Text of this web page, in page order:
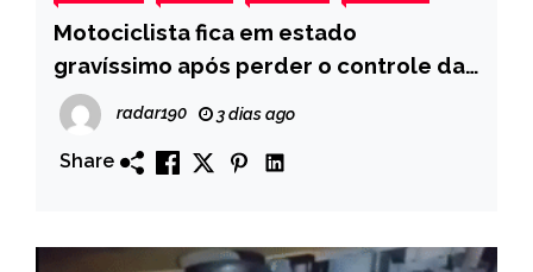
Motociclista fica em estado
gravíssimo após perder o controle da
moto e cair na BR-230, em Condado
radar190 3 dias ago
Share